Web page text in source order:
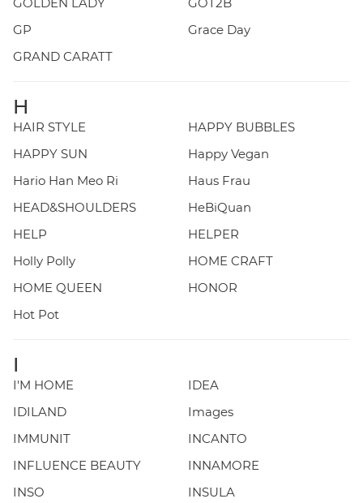
GP
Grace Day
GRAND CARATT
H
HAIR STYLE
HAPPY BUBBLES
HAPPY SUN
Happy Vegan
Hario Han Meo Ri
Haus Frau
HEAD&SHOULDERS
HeBiQuan
HELP
HELPER
Holly Polly
HOME CRAFT
HOME QUEEN
HONOR
Hot Pot
I
I'M HOME
IDEA
IDILAND
Images
IMMUNIT
INCANTO
INFLUENCE BEAUTY
INNAMORE
INSO
INSULA